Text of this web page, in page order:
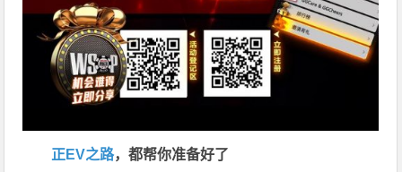
正EV之路，都帮你准备好了